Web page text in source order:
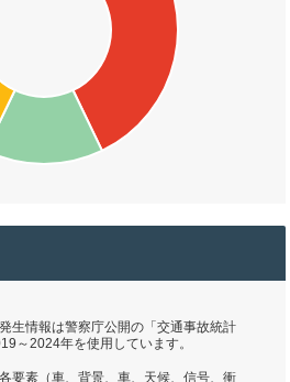
生情報は警察庁公開の「交通事故統計
～2024年を使用しています。
要素（車、背景、車、天候、信号、衝